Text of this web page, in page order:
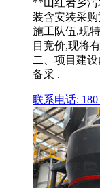
**山红岩乡污
装含安装采
施工队伍,现
目竞价,现将
二、项目建
备采 .
联系电话: 180